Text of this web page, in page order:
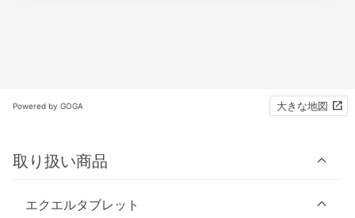
Powered by GOGA 大きな地図
取り扱い商品
エクエルタブレット